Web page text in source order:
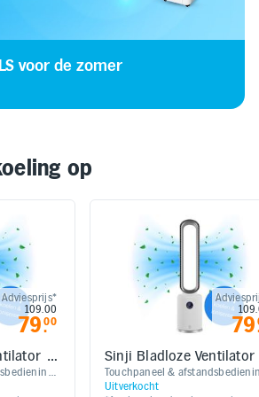
voor de zomer
op
Adviesprijs*
109.00
79.00
-
|
(3
79
Sinji Bladloze Ventilator
Wit
Touchpaneel &
Verkoelende luchtstroom (3
Uitverkocht